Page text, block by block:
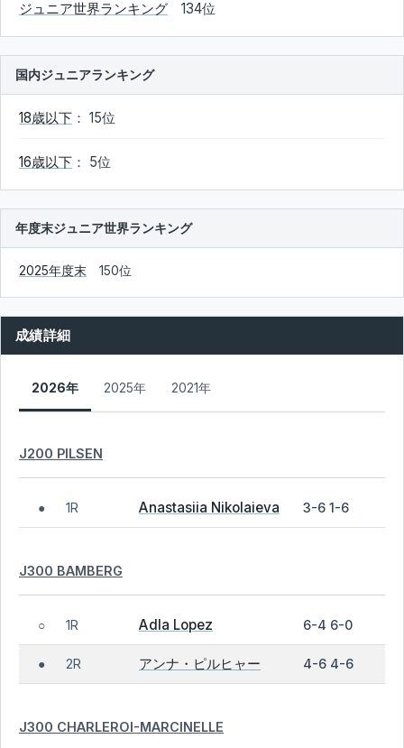
ジュニア世界ランキング 134位
国内ジュニアランキング
18歳以下 ： 15位
16歳以下 ： 5位
年度末ジュニア世界ランキング
2025年度末 150位
成績詳細
2026年 2025年 2021年
J200 PILSEN
● 1R Anastasiia Nikolaieva 3-6 1-6
J300 BAMBERG
○ 1R Adla Lopez 6-4 6-0
● 2R アンナ・ピルヒャー 4-6 4-6
J300 CHARLEROI-MARCINELLE